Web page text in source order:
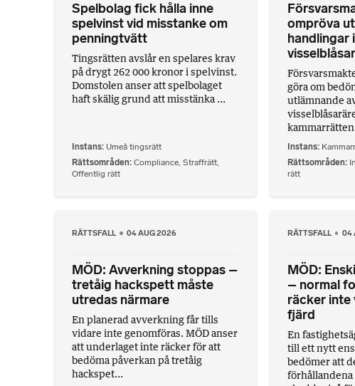
Spelbolag fick hålla inne
spelvinst vid misstanke om
penningtvätt
Tingsrätten avslår en spelares krav
på drygt 262 000 kronor i spelvinst.
Domstolen anser att spelbolaget
haft skälig grund att misstänka ...
Instans Umeå tingsrätt
Rättsområden Compliance Straffrätt
Offentlig rätt
ompröva
handlingar i
göra om
utlämnande
Instans
Rättsområden
rätt
RÄTTSFALL 04 AUG 2026
MÖD: Avverkning stoppas –
tretåig hackspett måste
utredas närmare
En planerad avverkning får tills
vidare inte genomföras. MÖD anser
att underlaget inte räcker för att
bedöma påverkan på tretåig
hackspet...
RÄTTSFALL 04
MÖD:
– normal
räcker inte
fjärd
En
till ett nytt
bedömer att
förhållandena